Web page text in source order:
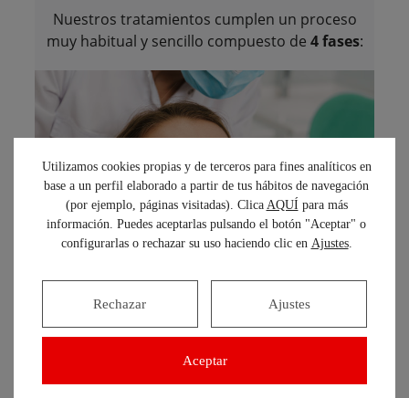
Nuestros tratamientos cumplen un proceso
muy habitual y sencillo compuesto de 4 fases:
Utilizamos cookies propias y de terceros para fines analíticos en
base a un perfil elaborado a partir de tus hábitos de navegación
(por ejemplo, páginas visitadas). Clica AQUÍ para más
información. Puedes aceptarlas pulsando el botón "Aceptar" o
configurarlas o rechazar su uso haciendo clic en Ajustes.
Aceptar
Rechazar Ajustes